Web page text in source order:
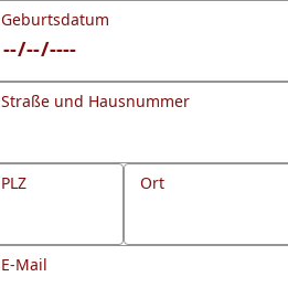
Geburtsdatum
Straße und Hausnummer
PLZ Ort
E-Mail